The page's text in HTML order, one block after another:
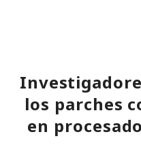
los parches
en